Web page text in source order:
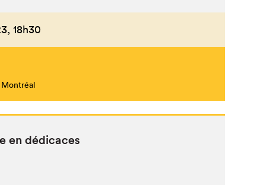
18h30
Montréal
en dédicaces